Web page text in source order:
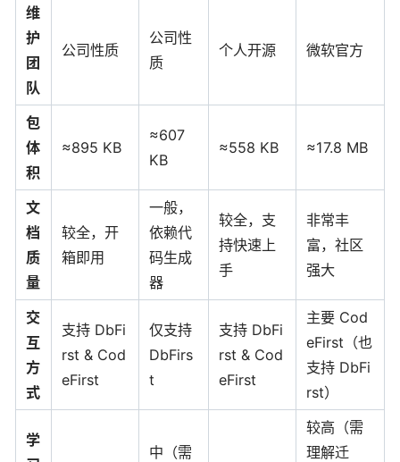
维
护
团
队
公司性质
公司性
质
个人开源 微软官方
包
体
积
≈895 KB
≈607
KB
≈558 KB ≈17.8 MB
文
档
质
量
较全，开
箱即用
一般，
依赖代
码生成
器
较全，支
持快速上
手
非常丰
富，社区
强大
交
互
方
式
支持 DbFi
rst & Cod
eFirst
仅支持
DbFirs
t
支持 DbFi
rst & Cod
eFirst
主要 Cod
eFirst（也
支持 DbFi
rst）
学
中（需
较高（需
理解迁